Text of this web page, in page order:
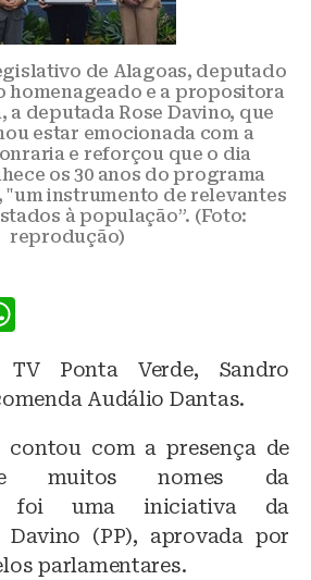
de Alagoas, deputado
homenageado e a propositora
a deputada Rose Davino, que
estar emocionada com a
e reforçou que o dia
os 30 anos do programa
"um instrumento de relevantes
à população”. (Foto:
reprodução)
at
s
A
p
p
Ponta Verde, Sandro
Audálio Dantas.
contou com a presença de
e muitos nomes da
foi uma iniciativa da
Davino (PP), aprovada por
parlamentares.